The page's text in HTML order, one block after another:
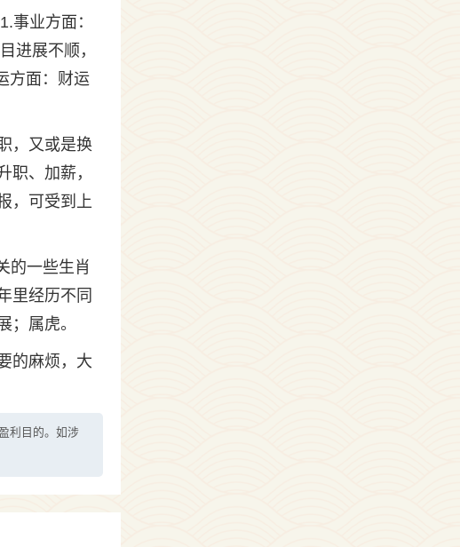
事业方面：
进展不顺，
方面：财运
，又或是换
、加薪，
，可受到上
的一些生肖
里经历不同
；属虎。
的麻烦，大
利目的。如涉